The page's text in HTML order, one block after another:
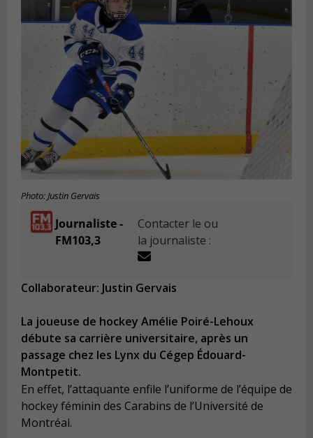
Photo: Justin Gervais
Journaliste -
FM103,3
Contacter le ou
la journaliste :
Collaborateur: Justin Gervais
La joueuse de hockey Amélie Poiré-Lehoux
débute sa carrière universitaire, après un
passage chez les Lynx du Cégep Édouard-
Montpetit.
En effet, l’attaquante enfile l’uniforme de l’équipe de
hockey féminin des Carabins de l’Université de
Montréal.